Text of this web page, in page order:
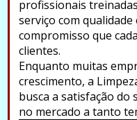
profissionais
serviço com
compromisso que
clientes.
Enquanto muitas
crescimento, a
busca a satisfação do
no mercado a tanto